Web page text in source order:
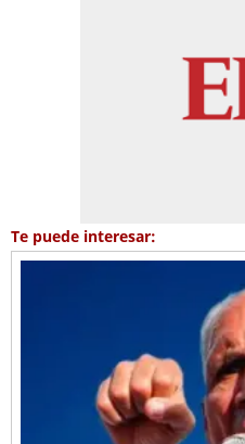
Te puede interesar: